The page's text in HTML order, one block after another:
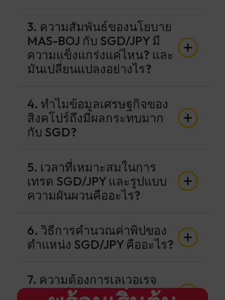
3. ความสัมพันธ์ของนโยบาย
MAS-BOJ กับ SGD/JPY มี
ความแข็งแกร่งแค่ไหน? และ
มันเปลี่ยนแปลงอย่างไร?
4. ทำไมข้อมูลเศรษฐกิจของ
สิงคโปร์ถึงมีผลกระทบมาก
กับ SGD?
5. เวลาที่เหมาะสมในการ
เทรด SGD/JPY และรูปแบบ
ความผันผวนคืออะไร?
6. วิธีการคำนวณค่าพิปของ
ตำแหน่ง SGD/JPY คืออะไร?
7. ความต้องการเลเวอเรจ
และมาร์จินสำหรับการเทรด